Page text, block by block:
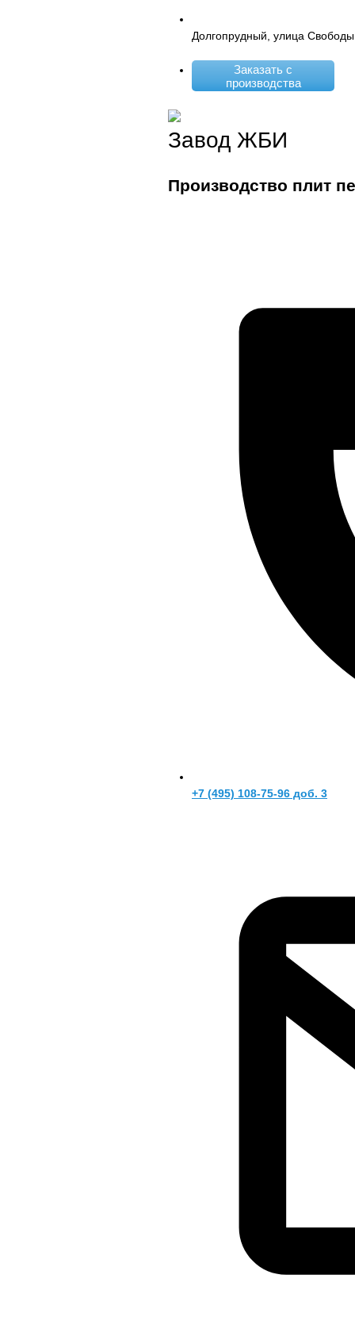
Долгопрудный, улица
Заказать с
производства
Завод ЖБИ
Производство плит
+7 (495) 108-75-96 доб. 3